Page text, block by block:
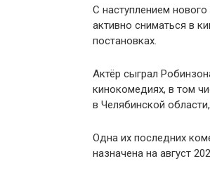
С наступлением
активно сниматься в
постановках.
Актёр сыграл
кинокомедиях, в том
в Челябинской
Одна их последних
назначена на август